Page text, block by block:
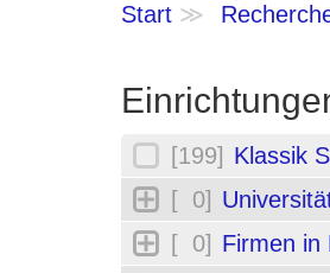
Start
[199] Klassik
[ 0]
[ 0] Firmen in